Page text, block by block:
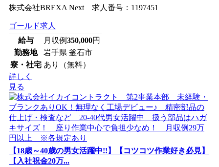
株式会社BREXA Next 求人番号：1197451
ゴールド求人
給与
月収例350,000円
勤務地
岩手県 釜石市
寮・社宅 あり（無料）
詳しく
見る
【18歳～40歳の男女活躍中!!】【コツコツ作業好き必見】
【入社祝金20万...